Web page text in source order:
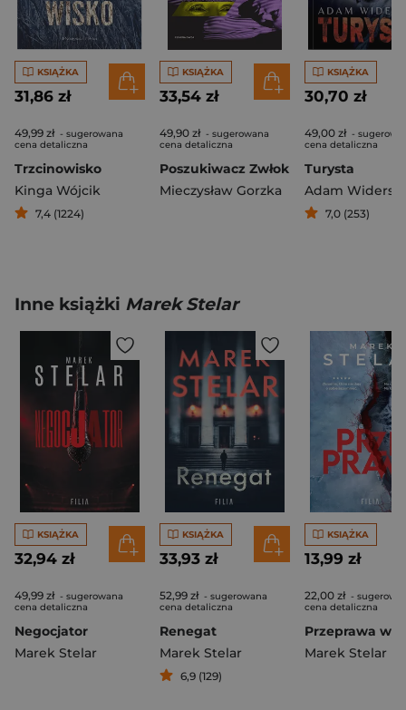
KSIĄŻKA
31,86 zł
49,99 zł - sugerowana
cena detaliczna
Trzcinowisko
Kinga Wójcik
7,4 (1224)
KSIĄŻKA
33,54 zł
49,90 zł - sugerowana
cena detaliczna
Poszukiwacz Zwłok
Mieczysław Gorzka
KSIĄŻKA
30,70 zł
49,00 zł -
cena detaliczna
Turysta
Adam Widerski
7,0 (253)
Inne książki Marek Stelar
KSIĄŻKA
32,94 zł
49,99 zł - sugerowana
cena detaliczna
Negocjator
Marek Stelar
KSIĄŻKA
33,93 zł
52,99 zł - sugerowana
cena detaliczna
Renegat
Marek Stelar
6,9 (129)
KSIĄŻKA
13,99 zł
22,00 zł -
cena detaliczna
Marek Stelar